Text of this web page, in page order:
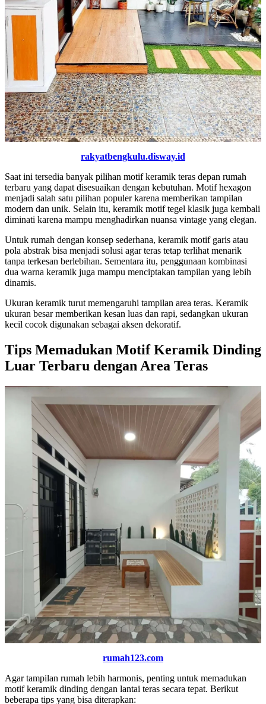
rakyatbengkulu.disway.id
Saat ini tersedia banyak pilihan motif keramik teras depan rumah
terbaru yang dapat disesuaikan dengan kebutuhan. Motif hexagon
menjadi salah satu pilihan populer karena memberikan tampilan
modern dan unik. Selain itu, keramik motif tegel klasik juga kembali
diminati karena mampu menghadirkan nuansa vintage yang elegan.
Untuk rumah dengan konsep sederhana, keramik motif garis atau
pola abstrak bisa menjadi solusi agar teras tetap terlihat menarik
tanpa terkesan berlebihan. Sementara itu, penggunaan kombinasi
dua warna keramik juga mampu menciptakan tampilan yang lebih
dinamis.
Ukuran keramik turut memengaruhi tampilan area teras. Keramik
ukuran besar memberikan kesan luas dan rapi, sedangkan ukuran
kecil cocok digunakan sebagai aksen dekoratif.
Tips Memadukan Motif Keramik Dinding
Luar Terbaru dengan Area Teras
rumah123.com
Agar tampilan rumah lebih harmonis, penting untuk memadukan
motif keramik dinding dengan lantai teras secara tepat. Berikut
beberapa tips yang bisa diterapkan: